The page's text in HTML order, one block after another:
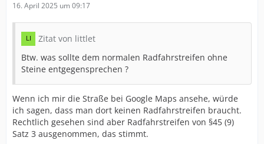
16. April 2025 um 09:17
Zitat von littlet
Btw. was sollte dem normalen Radfahrstreifen ohne
Steine entgegensprechen ?
Wenn ich mir die Straße bei Google Maps ansehe, würde
ich sagen, dass man dort keinen Radfahrstreifen braucht.
Rechtlich gesehen sind aber Radfahrstreifen von §45 (9)
Satz 3 ausgenommen, das stimmt.